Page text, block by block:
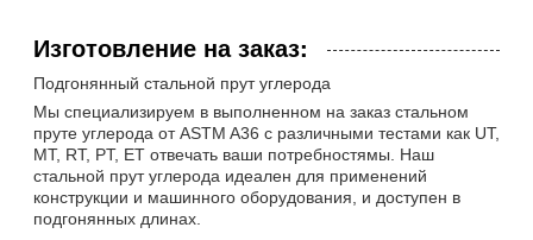
Изготовление на заказ:
Подгонянный стальной прут углерода
Мы специализируем в выполненном на заказ стальном
пруте углерода от ASTM A36 с различными тестами как UT,
MT, RT, PT, ET отвечать ваши потребностямы. Наш
стальной прут углерода идеален для применений
конструкции и машинного оборудования, и доступен в
подгонянных длинах.